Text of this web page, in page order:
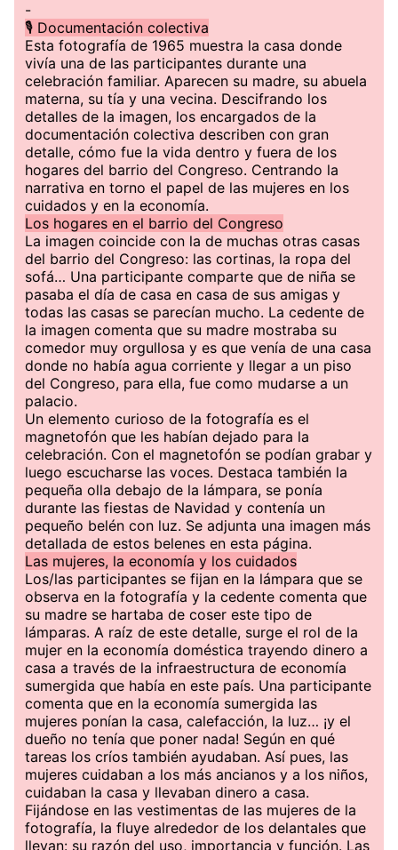
-
🎙️ Documentación colectiva
Esta fotografía de 1965 muestra la casa donde
vivía una de las participantes durante una
celebración familiar. Aparecen su madre, su abuela
materna, su tía y una vecina. Descifrando los
detalles de la imagen, los encargados de la
documentación colectiva describen con gran
detalle, cómo fue la vida dentro y fuera de los
hogares del barrio del Congreso. Centrando la
narrativa en torno el papel de las mujeres en los
cuidados y en la economía.
Los hogares en el barrio del Congreso
La imagen coincide con la de muchas otras casas
del barrio del Congreso: las cortinas, la ropa del
sofá… Una participante comparte que de niña se
pasaba el día de casa en casa de sus amigas y
todas las casas se parecían mucho. La cedente de
la imagen comenta que su madre mostraba su
comedor muy orgullosa y es que venía de una casa
donde no había agua corriente y llegar a un piso
del Congreso, para ella, fue como mudarse a un
palacio.
Un elemento curioso de la fotografía es el
magnetofón que les habían dejado para la
celebración. Con el magnetofón se podían grabar y
luego escucharse las voces. Destaca también la
pequeña olla debajo de la lámpara, se ponía
durante las fiestas de Navidad y contenía un
pequeño belén con luz. Se adjunta una imagen más
detallada de estos belenes en esta página.
Las mujeres, la economía y los cuidados
Los/las participantes se fijan en la lámpara que se
observa en la fotografía y la cedente comenta que
su madre se hartaba de coser este tipo de
lámparas. A raíz de este detalle, surge el rol de la
mujer en la economía doméstica trayendo dinero a
casa a través de la infraestructura de economía
sumergida que había en este país. Una participante
comenta que en la economía sumergida las
mujeres ponían la casa, calefacción, la luz… ¡y el
dueño no tenía que poner nada! Según en qué
tareas los críos también ayudaban. Así pues, las
mujeres cuidaban a los más ancianos y a los niños,
cuidaban la casa y llevaban dinero a casa.
Fijándose en las vestimentas de las mujeres de la
fotografía, la fluye alrededor de los delantales que
llevan: su razón del uso, importancia y función. Las